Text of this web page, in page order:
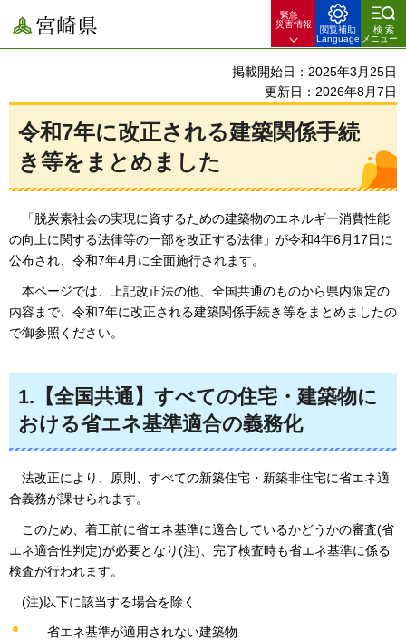
宮崎県
緊急・
災害情報
閲覧補助
Language
検索
メニュー
掲載開始日：2025年3月25日
更新日：2026年8月7日
令和7年に改正される建築関係手続
き等をまとめました
「脱炭素社会の実現に資するための建築物のエネルギー消費性能
の向上に関する法律等の一部を改正する法律」が令和4年6月17日に
公布され、令和7年4月に全面施行されます。
本ページでは、上記改正法の他、全国共通のものから県内限定の
内容まで、令和7年に改正される建築関係手続き等をまとめましたの
で御参照ください。
1.【全国共通】すべての住宅・建築物に
おける省エネ基準適合の義務化
法改正により、原則、すべての新築住宅・新築非住宅に省エネ適
合義務が課せられます。
このため、着工前に省エネ基準に適合しているかどうかの審査(省
エネ適合性判定)が必要となり(注)、完了検査時も省エネ基準に係る
検査が行われます。
(注)以下に該当する場合を除く
省エネ基準が適用されない建築物